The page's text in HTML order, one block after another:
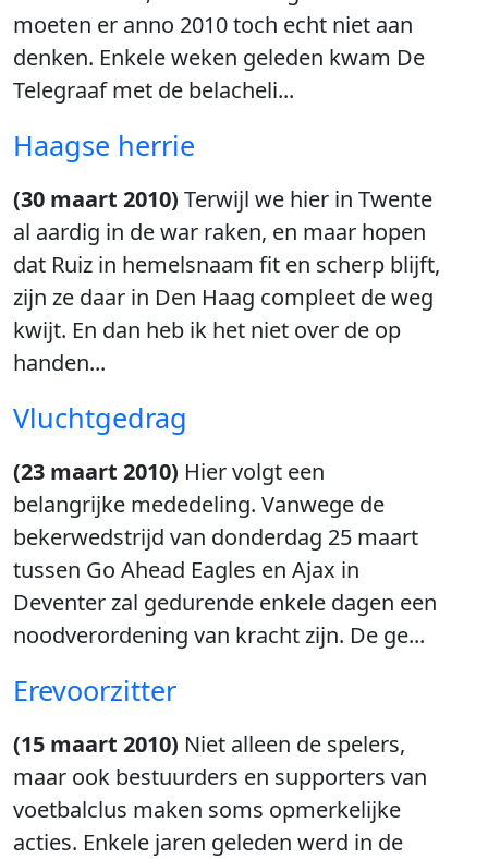
moeten er anno 2010 toch echt niet aan
denken. Enkele weken geleden kwam De
Telegraaf met de belacheli...
Haagse herrie
(30 maart 2010) Terwijl we hier in Twente
al aardig in de war raken, en maar hopen
dat Ruiz in hemelsnaam fit en scherp blijft,
zijn ze daar in Den Haag compleet de weg
kwijt. En dan heb ik het niet over de op
handen...
Vluchtgedrag
(23 maart 2010) Hier volgt een
belangrijke mededeling. Vanwege de
bekerwedstrijd van donderdag 25 maart
tussen Go Ahead Eagles en Ajax in
Deventer zal gedurende enkele dagen een
noodverordening van kracht zijn. De ge...
Erevoorzitter
(15 maart 2010) Niet alleen de spelers,
maar ook bestuurders en supporters van
voetbalclus maken soms opmerkelijke
acties. Enkele jaren geleden werd in de